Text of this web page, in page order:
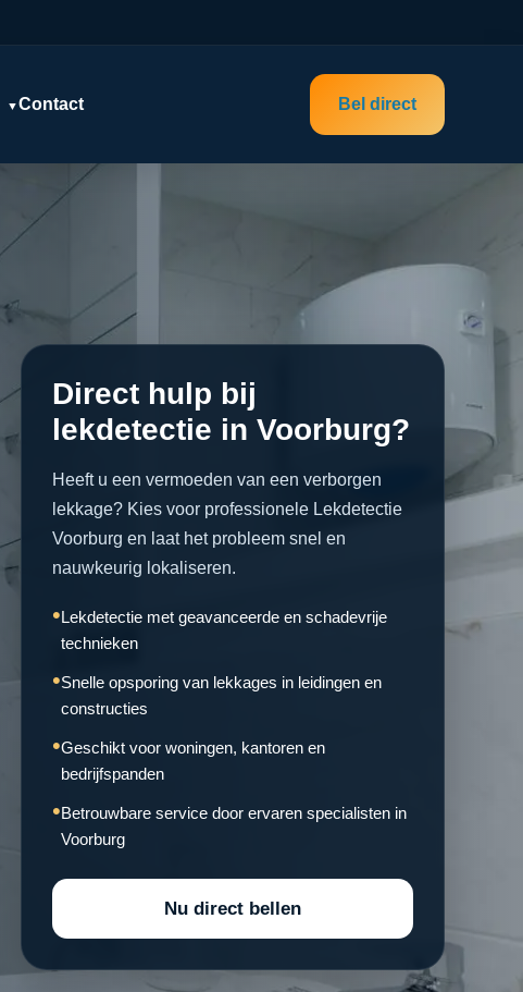
▼Contact Bel direct
Direct hulp bij
lekdetectie in Voorburg?
Heeft u een vermoeden van een verborgen
lekkage? Kies voor professionele Lekdetectie
Voorburg en laat het probleem snel en
nauwkeurig lokaliseren.
Lekdetectie met geavanceerde en schadevrije
technieken
Snelle opsporing van lekkages in leidingen en
constructies
Geschikt voor woningen, kantoren en
bedrijfspanden
Betrouwbare service door ervaren specialisten in
Voorburg
Nu direct bellen